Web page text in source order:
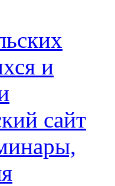
и
сайт